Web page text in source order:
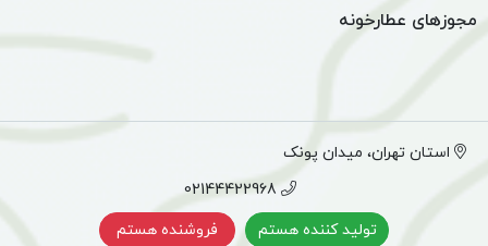
مجوزهای عطارخونه
استان تهران، میدان پونک
02144422968
تولید کننده هستم
فروشنده هستم